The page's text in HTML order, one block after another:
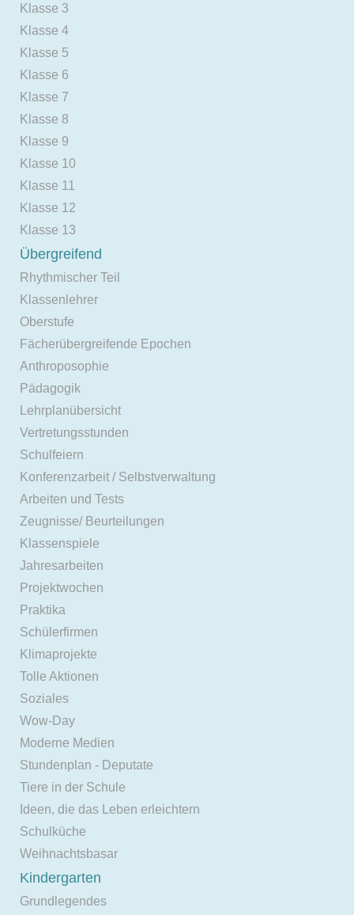
Klasse 3
Klasse 4
Klasse 5
Klasse 6
Klasse 7
Klasse 8
Klasse 9
Klasse 10
Klasse 11
Klasse 12
Klasse 13
Übergreifend
Rhythmischer Teil
Klassenlehrer
Oberstufe
Fächerübergreifende Epochen
Anthroposophie
Pädagogik
Lehrplanübersicht
Vertretungsstunden
Schulfeiern
Konferenzarbeit / Selbstverwaltung
Arbeiten und Tests
Zeugnisse/ Beurteilungen
Klassenspiele
Jahresarbeiten
Projektwochen
Praktika
Schülerfirmen
Klimaprojekte
Tolle Aktionen
Soziales
Wow-Day
Moderne Medien
Stundenplan - Deputate
Tiere in der Schule
Ideen, die das Leben erleichtern
Schulküche
Weihnachtsbasar
Kindergarten
Grundlegendes